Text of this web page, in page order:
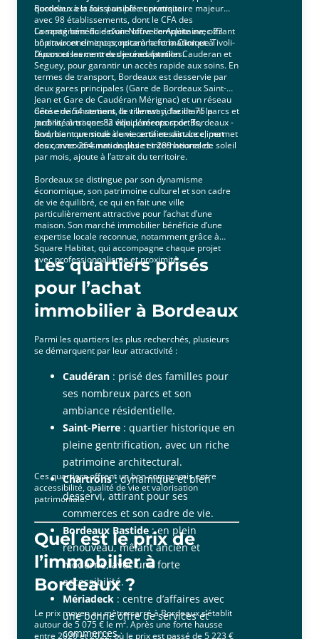
quotidien à la fois paisible et pratique.
Bordeaux est aussi un pôle universitaire majeur
avec 98 établissements, dont le CFA des
Compagnons du devoir Nouvelle-Aquitaine, offrant
un environnement propice à la formation et à
l’épanouissement des jeunes familles.
La santé bénéficie d’une offre complète avec 23
hôpitaux et cliniques, notamment la Clinique Tivoli-
Ducos et les centres de réadaptation Cauderan et
Seguey, pour garantir un accès rapide aux soins. En
termes de transport, Bordeaux est desservie par
deux gares principales (Gare de Bordeaux Saint-
Jean et Gare de Caudéran Mérignac) et un réseau
dense de 54 stations de tramway, facilitant la
mobilité à travers la ville. L’aéroport de Bordeaux -
Bod, bien que situé à une certaine distance, permet
des connexions nationales et internationales.
Côté environnement, la ville est riche de 75 parcs et
jardins, ainsi que 82 équipements sportifs,
favorisant un mode de vie actif et sain. Le climat
doux, avec 264 mm de pluie et 209 heures de soleil
par mois, ajoute à l’attrait du territoire.
Bordeaux se distingue par son dynamisme
économique, son patrimoine culturel et son cadre
de vie équilibré, ce qui en fait une ville
particulièrement attractive pour l’achat d’une
maison. Son marché immobilier bénéficie d’une
expertise locale reconnue, notamment grâce à
Square Habitat, qui accompagne chaque projet
avec professionnalisme et proximité.
Les quartiers prisés
pour l’achat
immobilier à Bordeaux
Parmi les quartiers les plus recherchés, plusieurs
se démarquent par leur attractivité :
Caudéran : prisé des familles pour
ses nombreux parcs et son
ambiance résidentielle.
Saint-Pierre : quartier historique en
pleine gentrification, avec un riche
patrimoine architectural.
Chartrons: dynamique et bien
desservi, attirant pour ses
commerces et son cadre de vie.
Bordeaux Bastide : en plein
renouveau, mêlant ancien et
moderne, avec une forte
accessibilité.
Mériadeck : centre d’affaires avec
une bonne offre de services et
commerces.
Ces quartiers offrent un bon compromis entre
accessibilité, qualité de vie et valorisation
patrimoniale.
Quel est le prix de
l’immobilier à
Bordeaux ?
Le prix moyen au mètre carré à Bordeaux s’établit
autour de 5 075 € le m². Après une forte hausse
entre 2020 et 2022, où le prix est passé de 5 223 €